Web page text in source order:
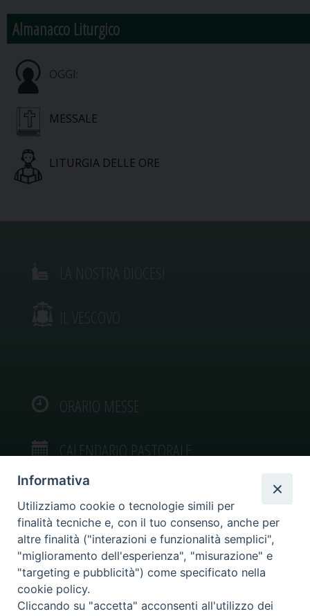
Almanacco Liturgico
OGGI:
MESSALE
LITURGIA DELLE ORE
IL VESCOVO
ORARIO MESSE
CALENDARIO PASTORALE
VIDEOGALLERY
PHOTOGALLERY
Informativa
Utilizziamo cookie o tecnologie simili per
finalità tecniche e, con il tuo consenso, anche per
altre finalità ("interazioni e funzionalità semplici",
"miglioramento dell'esperienza", "misurazione" e
"targeting e pubblicità") come specificato nella
cookie policy.
Cliccando su "accetta" acconsenti all'utilizzo dei